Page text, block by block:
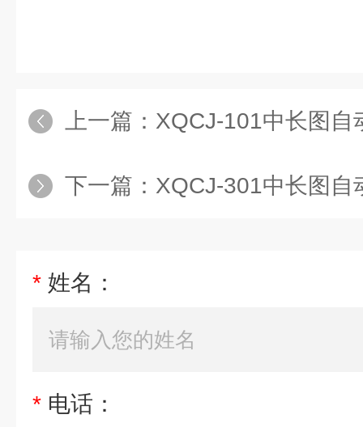
上一篇： XQCJ-101中长图自
下一篇： XQCJ-301中长图自
* 姓名：
* 电话：